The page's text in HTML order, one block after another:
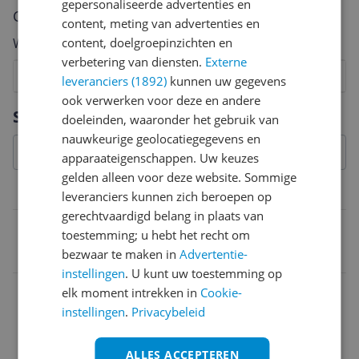
Specificaties
Belangrijkste kenmerken
4027800116201
Cijfer
Welk cijfer geef jij dit product?
8
7
6
5
4
3
2
Vraag 1 van 4
gepersonaliseerde advertenties en
content, meting van advertenties en
content, doelgroepinzichten en
verbetering van diensten. Externe
leveranciers (1892) kunnen uw gegevens
ook verwerken voor deze en andere
doeleinden, waaronder het gebruik van
nauwkeurige geolocatiegegevens en
apparaateigenschappen. Uw keuzes
gelden alleen voor deze website. Sommige
leveranciers kunnen zich beroepen op
gerechtvaardigd belang in plaats van
toestemming; u hebt het recht om
bezwaar te maken inAdvertentie-
instellingen. U kunt uw toestemming op
elk moment intrekken in Cookie-
instellingen. Privacybeleid
ALLES ACCEPTEREN